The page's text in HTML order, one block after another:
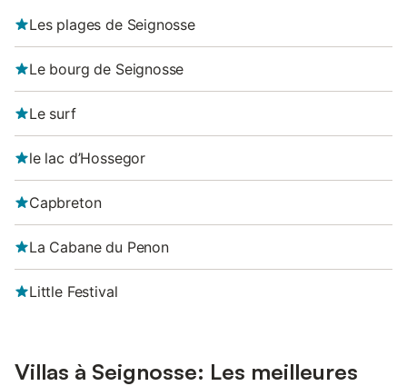
Les plages de Seignosse
Le bourg de Seignosse
Le surf
le lac d’Hossegor
Capbreton
La Cabane du Penon
Little Festival
Villas à Seignosse: Les meilleures